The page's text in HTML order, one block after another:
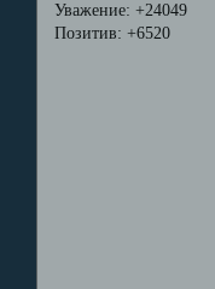
Уважение: +24049
Позитив: +6520